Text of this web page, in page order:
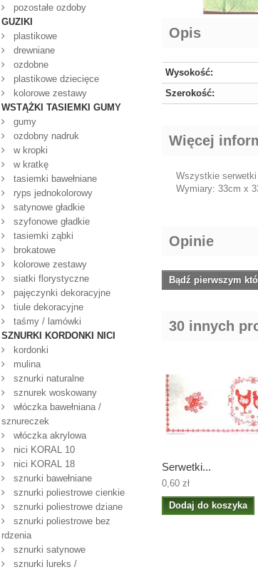
pozostałe ozdoby
GUZIKI
plastikowe
drewniane
ozdobne
plastikowe dziecięce
kolorowe zestawy
WSTĄŻKI TASIEMKI GUMY
gumy
ozdobny nadruk
w kropki
w kratkę
tasiemki bawełniane
ryps jednokolorowy
satynowe gładkie
szyfonowe gładkie
tasiemki ząbki
brokatowe
kolorowe zestawy
siatki florystyczne
pajęczynki dekoracyjne
tiule dekoracyjne
taśmy / lamówki
SZNURKI KORDONKI NICI
kordonki
mulina
sznurki naturalne
sznurek woskowany
włóczka bawełniana /
sznureczek
włóczka akrylowa
nici KORAL 10
nici KORAL 18
sznurki bawełniane
sznurki poliestrowe cienkie
sznurki poliestrowe dziane
sznurki poliestrowe bez
rdzenia
sznurki satynowe
sznurki lureks /
Opis
Wysokość:
Szerokość:
Więcej
Wszystkie
Wymiary: 33cm x
Opinie
Bądź pierwszym
30 innych
Serwetki...
0,60 zł
Dodaj do koszyka